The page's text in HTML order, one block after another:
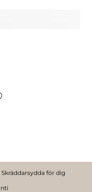
Skräddarsydda för dig